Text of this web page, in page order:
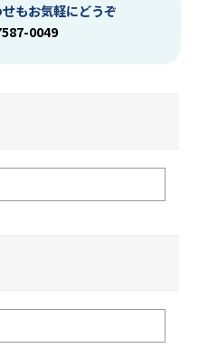
もお気軽にどうぞ
0049